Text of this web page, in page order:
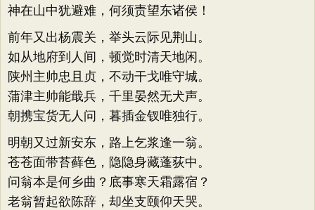
神在山中犹避难，何须责望东诸侯！
前年又出杨震关，举头云际见荆山。
如从地府到人间，顿觉时清天地闲。
陕州主帅忠且贞，不动干戈唯守城。
蒲津主帅能戢兵，千里晏然无犬声。
朝携宝货无人问，暮插金钗唯独行。
明朝又过新安东，路上乞浆逢一翁。
苍苍面带苔藓色，隐隐身藏蓬荻中。
问翁本是何乡曲？底事寒天霜露宿？
老翁暂起欲陈辞，却坐支颐仰天哭。